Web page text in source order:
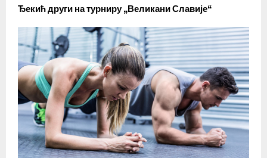
Ђекић други на турниру „Великани Славије“